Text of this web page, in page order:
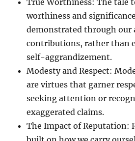
True Worthiness: The tale
worthiness and
demonstrated through our
contributions, rather than
self-aggrandizement.
Modesty and Respect:
are virtues that garner
seeking attention or
exaggerated claims.
The Impact of Reputation: